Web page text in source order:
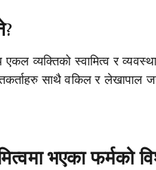
व्यक्तिको स्वामित्व र
साथै वकिल र लेखापाल
भएका फर्मको